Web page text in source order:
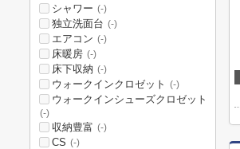
シャワー (-)
独立洗面台 (-)
エアコン (-)
床暖房 (-)
床下収納 (-)
ウォークインクロゼット (-)
ウォークインシューズクロゼット
(-)
収納豊富 (-)
CS (-)